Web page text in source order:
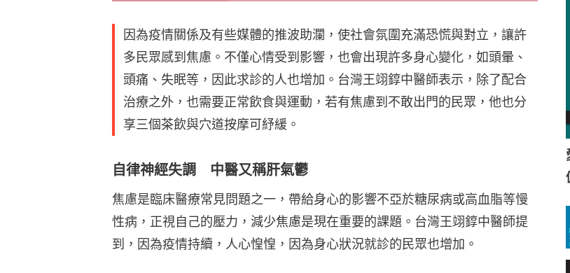
因為疫情關係及有些媒體的推波助瀾，使社會氛圍充滿恐慌與對立，讓許
多民眾感到焦慮。不僅心情受到影響，也會出現許多身心變化，如頭暈、
頭痛、失眠等，因此求診的人也增加。台灣王翊錞中醫師表示，除了配合
治療之外，也需要正常飲食與運動，若有焦慮到不敢出門的民眾，他也分
享三個茶飲與穴道按摩可紓緩。
自律神經失調 中醫又稱肝氣鬱
焦慮是臨床醫療常見問題之一，帶給身心的影響不亞於糖尿病或高血脂等慢
性病，正視自己的壓力，減少焦慮是現在重要的課題。台灣王翊錞中醫師提
到，因為疫情持續，人心惶惶，因為身心狀況就診的民眾也增加。